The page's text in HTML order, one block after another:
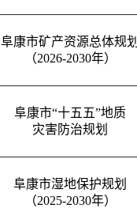
阜康市矿产资源总体规划
（2026-2030年）
阜康市“十五五”地质
灾害防治规划
阜康市湿地保护规划
（2025-2030年）